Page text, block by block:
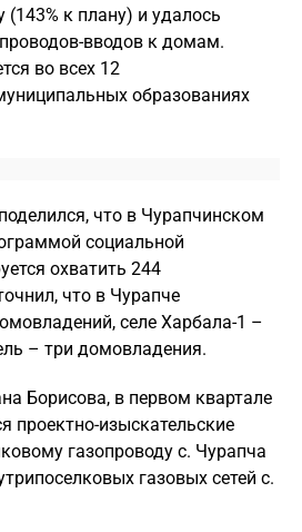
к плану) и удалось
вводов к домам.
во всех 12
образованиях
что в Чурапчинском
социальной
охватить 244
что в Чурапче
селе Харбала-1 –
– три домовладения.
Борисова, в первом квартале
проектно-изыскательские
газопроводу с. Чурапча
газовых сетей с.